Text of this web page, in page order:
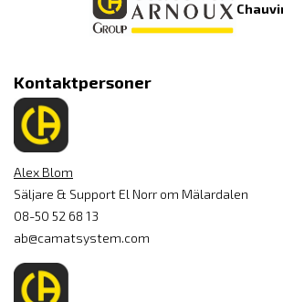
Kontaktpersoner
Alex Blom
Säljare & Support El Norr om Mälardalen
08-50 52 68 13
ab@camatsystem.com